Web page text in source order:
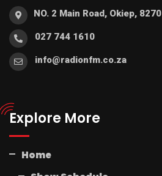
NO. 2 Main Road, Okiep, 8270
027 744 1610
info@radionfm.co.za
Explore More
Home